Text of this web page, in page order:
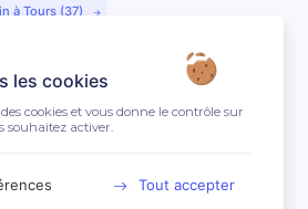
à Tours (37)
Ferrand (63)
Etienne (42)
Dentiste à Lyon (69)
Dentiste à Dijon (21)
les cookies
cookies et vous donne le contrôle sur
souhaitez activer.
Tout accepter